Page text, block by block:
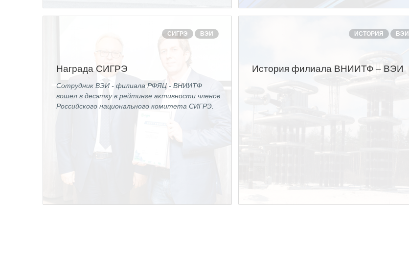
СИГРЭ ВЭИ
Награда СИГРЭ
Сотрудник ВЭИ - филиала РФЯЦ - ВНИИТФ
вошел в десятку в рейтинге активности членов
Российского национального комитета СИГРЭ.
ИСТОРИЯ ВЭИ
История филиала ВНИИТФ – ВЭИ